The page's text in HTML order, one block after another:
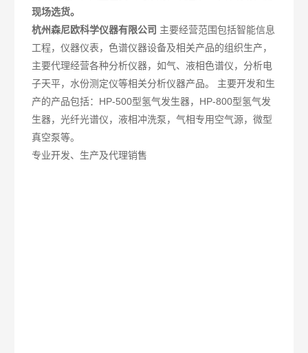
现场选货。
杭州森尼欧科学仪器有限公司 主要经营范围包括智能信息
工程，仪器仪表，色谱仪器设备及相关产品的组织生产，
主要代理经营各种分析仪器，如气、液相色谱仪，分析电
子天平，水份测定仪等相关分析仪器产品。 主要开发和生
产的产品包括：HP-500型氢气发生器，HP-800型氢气发
生器，光纤光谱仪，液相冲洗泵，气相专用空气源，微型
真空泵等。
专业开发、生产及代理销售